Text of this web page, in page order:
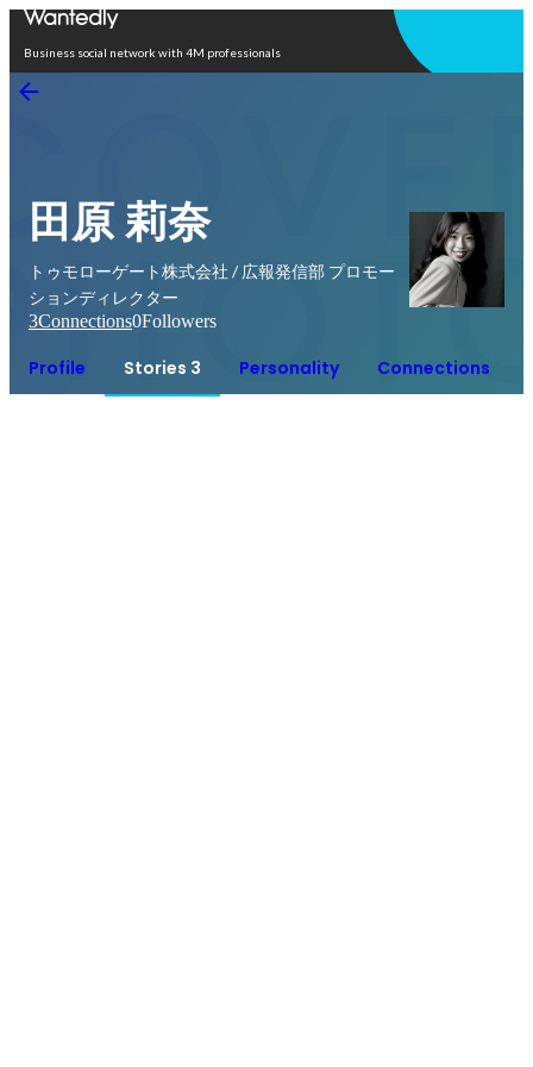
Business social network with 4M professionals
田原 莉奈
トゥモローゲート株式会社 / 広報発信部 プロモー
ションディレクター
3Connections0Followers
Profile Stories 3 Personality Connections